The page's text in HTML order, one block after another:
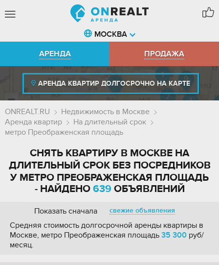
МОСКВА
АРЕНДА
ПРОДАЖА
АРЕНДА КВАРТИР ДОЛГОСРОЧНО НА КАРТЕ
ONREALT.RU
Недвижимость в Москве
Аренда квартир
На длительный срок
метро Преображенская площадь
СНЯТЬ КВАРТИРУ В МОСКВЕ НА
ДЛИТЕЛЬНЫЙ СРОК БЕЗ ПОСРЕДНИКОВ
У МЕТРО ПРЕОБРАЖЕНСКАЯ ПЛОЩАДЬ
- НАЙДЕНО 639 ОБЪЯВЛЕНИЙ
Показать сначала свежие объявления
Средняя стоимость долгосрочной аренды квартиры в
Москве, метро Преображенская площадь 35 300 руб/
месяц.